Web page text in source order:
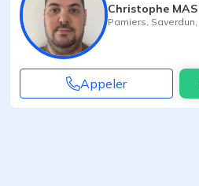
Christophe MAS
Pamiers Saverdun
Appeler